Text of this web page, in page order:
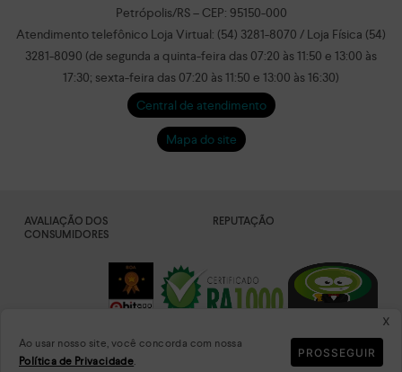
x
Ao usar nosso site, você concorda com nossa
Política de Privacidade.
PROSSEGUIR
Petrópolis/RS – CEP: 95150-000
Atendimento telefônico Loja Virtual: (54) 3281-8070 / Loja Física (54)
3281-8090 (de segunda a quinta-feira das 07:20 às 11:50 e 13:00 às
17:30; sexta-feira das 07:20 às 11:50 e 13:00 às 16:30)
Central de atendimento
Mapa do site
AVALIAÇÃO DOS
CONSUMIDORES
REPUTAÇÃO
DADOS